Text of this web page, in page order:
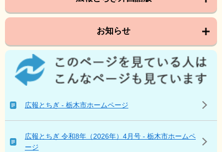
お知らせ
こ
を
見
い
広報とちぎ - 栃木市ホームページ
広報とちぎ 令和8年（2026年）4月号 - 栃木市ホームペ
ージ